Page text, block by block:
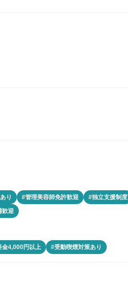
り #管理美容師免許歓迎
#独立支援制度
歓迎
金4,000円以上 #受動喫煙対策あり